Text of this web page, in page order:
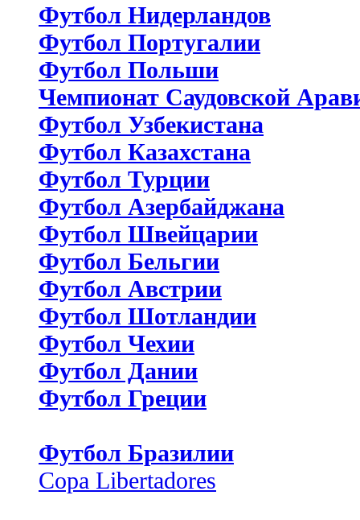
Футбол Нидерландов
Футбол Португалии
Футбол Польши
Чемпионат Саудовской
Футбол Узбекистана
Футбол Казахстана
Футбол Турции
Футбол Азербайджана
Футбол Швейцарии
Футбол Бельгии
Футбол Австрии
Футбол Шотландии
Футбол Чехии
Футбол Дании
Футбол Греции
Футбол Бразилии
Copa Libertadores